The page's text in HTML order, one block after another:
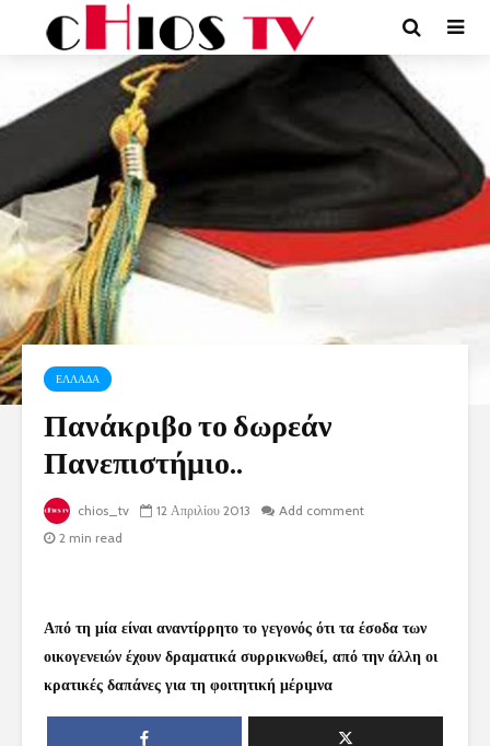
ΕΛΛΑΔΑ
Πανάκριβο το δωρεάν
Πανεπιστήμιο..
chios_tv 12 Απριλίου 2013
Add comment
2 min read
Από τη μία είναι αναντίρρητο το γεγονός ότι τα έσοδα των
οικογενειών έχουν δραματικά συρρικνωθεί, από την άλλη οι
κρατικές δαπάνες για τη φοιτητική μέριμνα